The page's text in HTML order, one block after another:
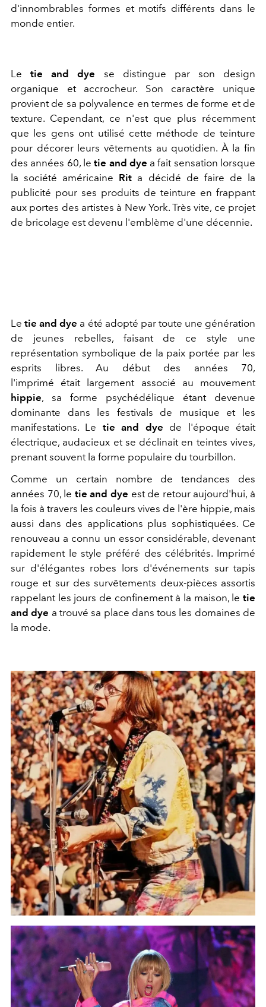
d'innombrables formes et motifs différents dans le
monde entier.
Letie and dye se distingue par son design
organique et accrocheur. Son caractère unique
provient de sa polyvalence en termes de forme et de
texture. Cependant, ce n'est que plus récemment
que les gens ont utilisé cette méthode de teinture
pour décorer leurs vêtements au quotidien. À la fin
des années 60, le tie and dye a fait sensation lorsque
la société américaine Rit a décidé de faire de la
publicité pour ses produits de teinture en frappant
aux portes des artistes à New York. Très vite, ce projet
de bricolage est devenu l'emblème d'une décennie.
Letie and dye a été adopté par toute une génération
de jeunes rebelles, faisant de ce style une
représentation symbolique de la paix portée par les
esprits libres. Au début des années 70,
l'imprimé était largement associé au mouvement
hippie, sa forme psychédélique étant devenue
dominante dans les festivals de musique et les
manifestations. Le tie and dye de l'époque était
électrique, audacieux et se déclinait en teintes vives,
prenant souvent la forme populaire du tourbillon.
Comme un certain nombre de tendances des
années 70, le tie and dye est de retour aujourd'hui, à
la fois à travers les couleurs vives de l'ère hippie, mais
aussi dans des applications plus sophistiquées. Ce
renouveau a connu un essor considérable, devenant
rapidement le style préféré des célébrités. Imprimé
sur d'élégantes robes lors d'événements sur tapis
rouge et sur des survêtements deux-pièces assortis
rappelant les jours de confinement à la maison, le tie
and dye a trouvé sa place dans tous les domaines de
la mode.